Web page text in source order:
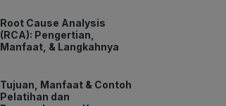
Root Cause Analysis
(RCA): Pengertian,
Manfaat, & Langkahnya
Tujuan, Manfaat & Contoh
Pelatihan dan